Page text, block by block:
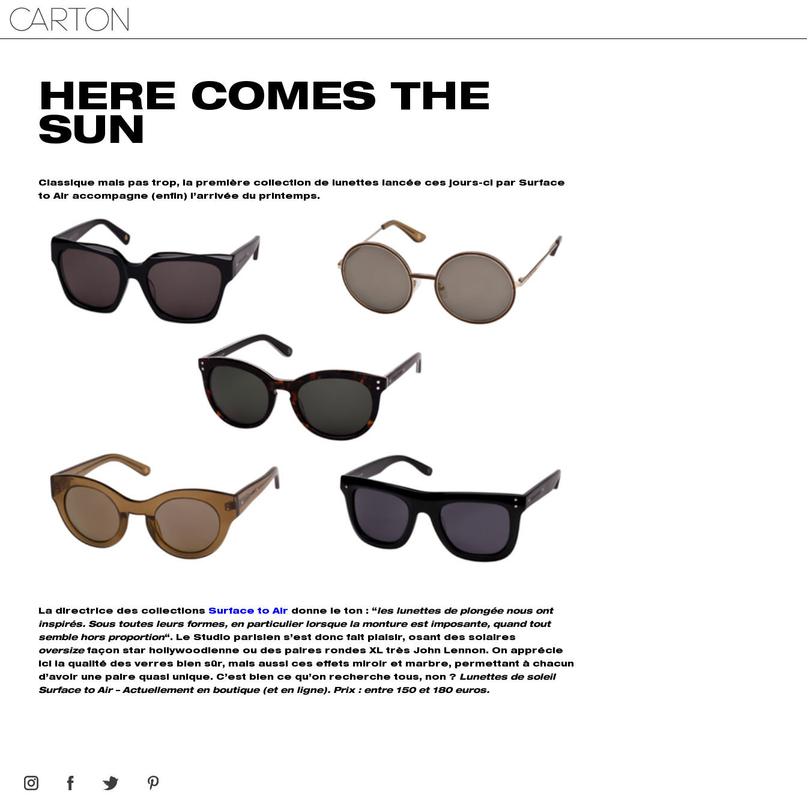
HERE COMES THE
SUN
Classique mais pas trop, la première collection de lunettes lancée ces jours-ci par Surface
to Air accompagne (enfin) l’arrivée du printemps.
La directrice des collections Surface to Air donne le ton : “les lunettes de plongée nous ont
inspirés. Sous toutes leurs formes, en particulier lorsque la monture est imposante, quand tout
semble hors proportion“. Le Studio parisien s’est donc fait plaisir, osant des solaires
oversizefaçon star hollywoodienne ou des paires rondes XL très John Lennon. On apprécie
ici la qualité des verres bien sûr, mais aussi ces effets miroir et marbre, permettant à chacun
d’avoir une paire quasi unique. C’est bien ce qu’on recherche tous, non ? Lunettes de soleil
Surface to Air – Actuellement en boutique (et en ligne). Prix : entre 150 et 180 euros.